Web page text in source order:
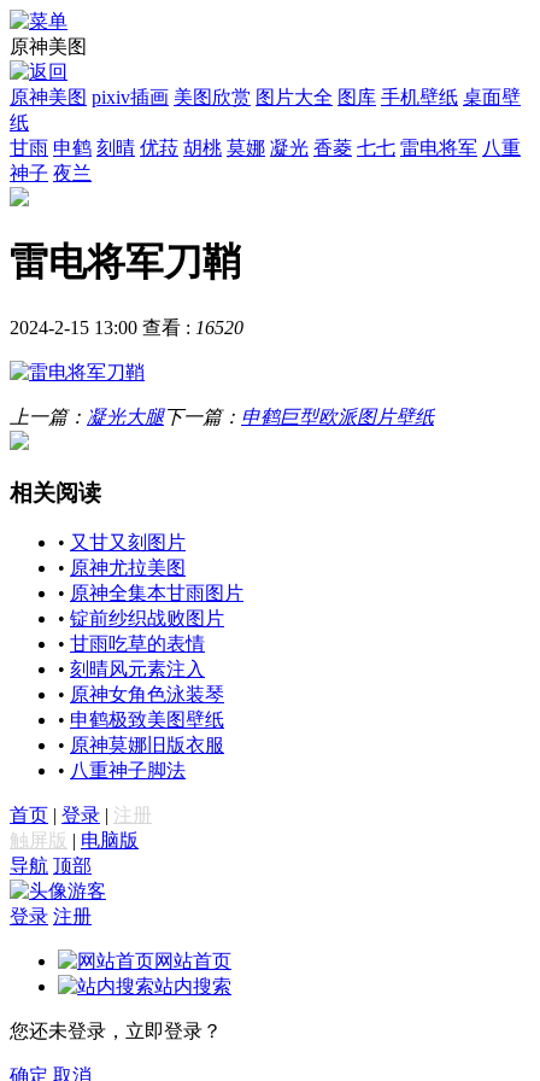
原神美图
原神美图 pixiv插画 美图欣赏 图片大全 图库 手机壁纸 桌面壁
纸
甘雨 申鹤 刻晴 优菈 胡桃 莫娜 凝光 香菱 七七 雷电将军 八重
神子 夜兰
雷电将军刀鞘
2024-2-15 13:00 查看 : 16520
上一篇： 凝光大腿下一篇： 申鹤巨型欧派图片壁纸
相关阅读
• 又甘又刻图片
• 原神尤拉美图
• 原神全集本甘雨图片
• 锭前纱织战败图片
• 甘雨吃草的表情
• 刻晴风元素注入
• 原神女角色泳装琴
• 申鹤极致美图壁纸
• 原神莫娜旧版衣服
• 八重神子脚法
首页 | 登录 | 注册
触屏版 | 电脑版
导航 顶部
游客
登录 注册
网站首页
站内搜索
您还未登录，立即登录？
确定 取消